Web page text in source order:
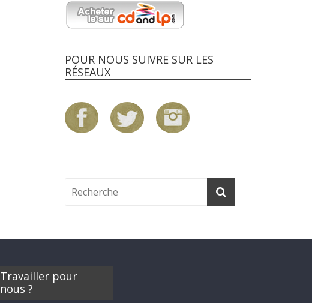
POUR NOUS SUIVRE SUR LES
RÉSEAUX
Travailler pour
nous ?